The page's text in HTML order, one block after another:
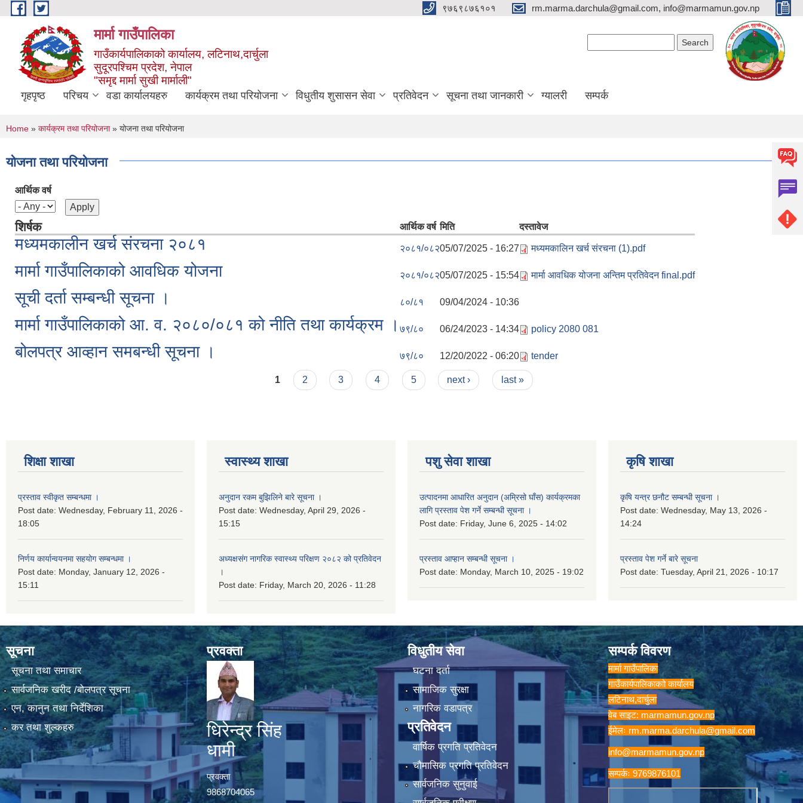
Skip to main content ९७६९८७६१०१ rm.marma.darchula@gmail.com, info@marmamun.gov.np
मार्मा गाउँपालिका
गाउँकार्यपालिकाको कार्यालय, लटिनाथ,दार्चुला
सुदूरपश्चिम प्रदेश, नेपाल
"समृद्द मार्मा सुखी मार्माली"
गृहपृष्ठ परिचय वडा कार्यालयहरु कार्यक्रम तथा परियोजना विधुतीय शुसासन सेवा प्रतिवेदन सूचना तथा जानकारी ग्यालरी सम्पर्क
You are here
Home » कार्यक्रम तथा परियोजना» योजना तथा परियोजना
योजना तथा परियोजना
आर्थिक वर्ष
शिर्षक आर्थिक वर्ष मिति दस्तावेज
मध्यमकालीन खर्च संरचना २०८१ २०८१/०८२05/07/2025 - 16:27 मध्यमकालिन खर्च संरचना (1).pdf
मार्मा गाउँपालिकाको आवधिक योजना २०८१/०८२05/07/2025 - 15:54 मार्मा आवधिक योजना अन्तिम प्रतिवेदन final.pdf
सूची दर्ता सम्बन्धी सूचना । ८०/८१ 09/04/2024 - 10:36
मार्मा गाउँपालिकाको आ. व. २०८०/०८१ को नीति तथा कार्यक्रम । ७९/८० 06/24/2023 - 14:34 policy 2080 081
बोलपत्र आव्हान समबन्धी सूचना । ७९/८० 12/20/2022 - 06:20 tender
1 2 3 4 5 next › last »
शिक्षा शाखा
प्रस्ताव स्वीकृत सम्बन्धमा ।
Post date: Wednesday, February 11, 2026 -
18:05
निर्णय कार्यान्वयनमा सहयोग सम्बन्धमा ।
Post date: Monday, January 12, 2026 -
15:11
स्वास्थ्य शाखा
अनुदान रकम बुझिलिने बारे सूचना ।
Post date: Wednesday, April 29, 2026 -
15:15
अध्यक्षसंग नागरिक स्वास्थ्य परिक्षण २०८२ को प्रतिवेदन
।
Post date: Friday, March 20, 2026 - 11:28
पशु सेवा शाखा
उत्पादनमा आधारित अनुदान (अम्रिसो घाँस) कार्यक्रमका
लागि प्रस्ताव पेश गर्ने सम्बन्धी सूचना ।
Post date: Friday, June 6, 2025 - 14:02
प्रस्ताव आप्हान सम्बन्धी सूचना ।
Post date: Monday, March 10, 2025 - 19:02
कृषि शाखा
कृषि यन्त्र छनौट सम्बन्धी सूचना ।
Post date: Wednesday, May 13, 2026 -
14:24
प्रस्ताव पेश गर्ने बारे सूचना
Post date: Tuesday, April 21, 2026 - 10:17
सूचना
सूचना तथा समाचार
सार्वजनिक खरीद /बोलपत्र सूचना
एन, कानुन तथा निर्देशिका
कर तथा शुल्कहरु
प्रवक्ता
धिरेन्द्र सिंह
धामी
प्रवक्ता
9868704065
विधुतीय सेवा
घटना दर्ता
सामाजिक सुरक्षा
नागरिक वडापत्र
प्रतिवेदन
वार्षिक प्रगति प्रतिवेदन
चौमासिक प्रगति प्रतिवेदन
सार्वजनिक सुनुवाई
सम्पर्क विवरण
मार्मा गाउँपालिका
गाउँकार्यपालिकाकाो कार्यालय
लटिनाथ,दार्चुला
वेब साइट: marmamun.gov.np
ईमेलः rm.marma.darchula@gmail.com
info@marmamun.gov.np
सम्पर्कः 9769876101